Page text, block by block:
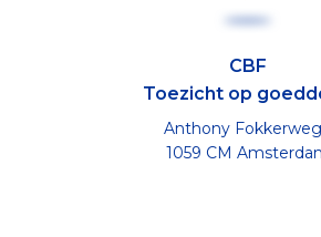
CBF
Toezicht op
Anthony Fokkerweg
1059 CM